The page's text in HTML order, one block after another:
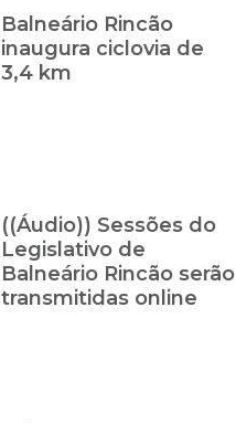
Balneário Rincão
inaugura ciclovia de
3,4 km
((Áudio)) Sessões do
Legislativo de
Balneário Rincão serão
transmitidas online